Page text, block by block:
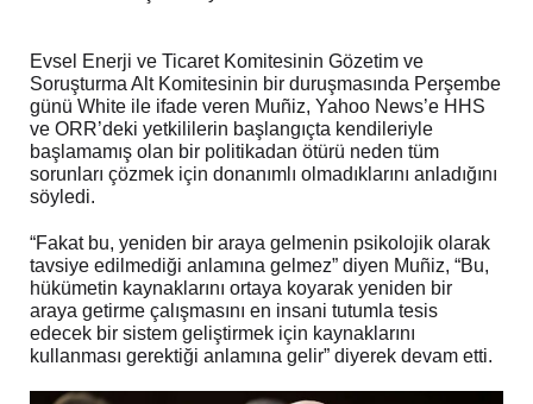
Evsel Enerji ve Ticaret Komitesinin Gözetim ve
Soruşturma Alt Komitesinin bir duruşmasında Perşembe
günü White ile ifade veren Muñiz, Yahoo News’e HHS
ve ORR’deki yetkililerin başlangıçta kendileriyle
başlamamış olan bir politikadan ötürü neden tüm
sorunları çözmek için donanımlı olmadıklarını anladığını
söyledi.
“Fakat bu, yeniden bir araya gelmenin psikolojik olarak
tavsiye edilmediği anlamına gelmez” diyen Muñiz, “Bu,
hükümetin kaynaklarını ortaya koyarak yeniden bir
araya getirme çalışmasını en insani tutumla tesis
edecek bir sistem geliştirmek için kaynaklarını
kullanması gerektiği anlamına gelir” diyerek devam etti.